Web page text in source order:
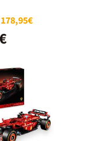
178,95€